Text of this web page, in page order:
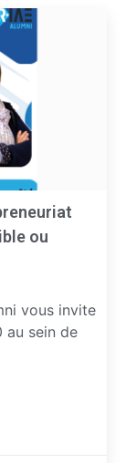
ou
vous invite
au sein de